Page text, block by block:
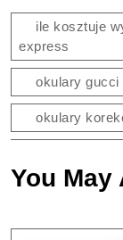
ile kosztuje
express
okulary gucci
okulary
You May